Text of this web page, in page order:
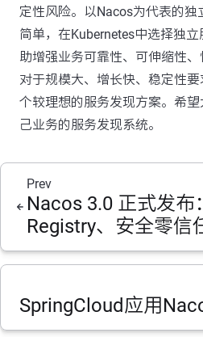
定性风险。以Nacos为代表的独
简单，在Kubernetes中选择独
助增强业务可靠性、可伸缩性、
对于规模大、增长快、稳定性
个较理想的服务发现方案。希
己业务的服务发现系统。
Prev
Nacos 3.0 正式发布
Registry、安全零信
SpringCloud应用